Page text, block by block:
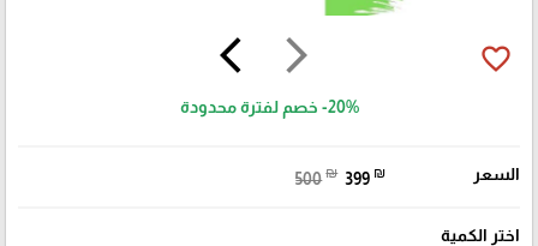
arrow_forward_ios
arrow_back_ios favorite_border
-20% خصم لفترة محدودة
السعر 500 ₪ 399 ₪
اختر الكمية